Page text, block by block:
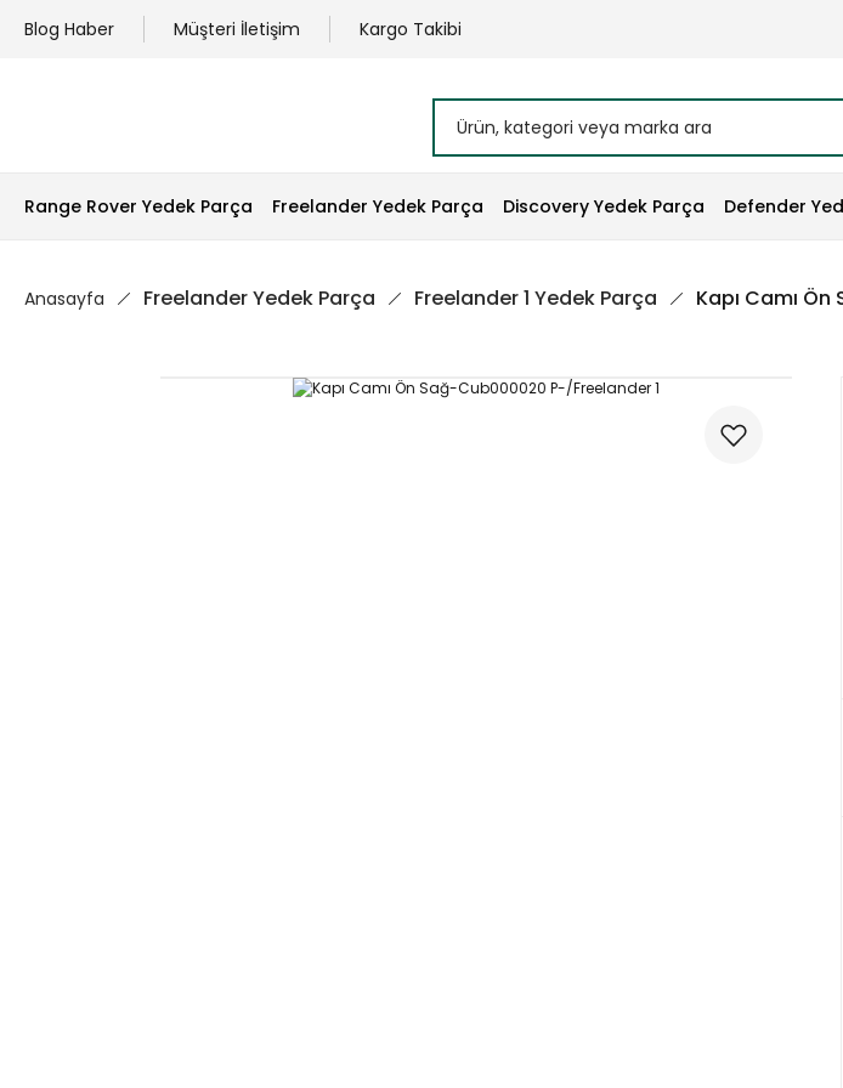
Blog Haber Müşteri İletişim Kargo Takibi
Range Rover Yedek Parça Freelander Yedek Parça Discovery Yedek Parça Defender
Anasayfa Freelander Yedek Parça Freelander 1 Yedek Parça Kapı Camı